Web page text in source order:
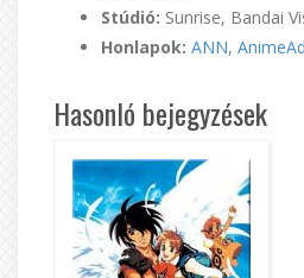
Stúdió: Sunrise, Bandai
Honlapok: ANN,
Hasonló bejegyzések